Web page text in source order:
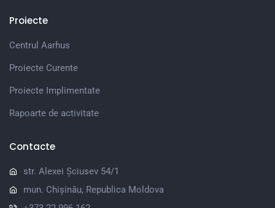
Proiecte
Centrul Aarhus
Proiecte Curente
Proiecte Implimentate
Rapoarte de activitate
Contacte
str. Alexei Șciusev 54/1
mun. Chișinău, Republica Moldova